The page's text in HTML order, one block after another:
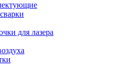
для лазера